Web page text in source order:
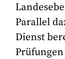
Parallel
Dienst